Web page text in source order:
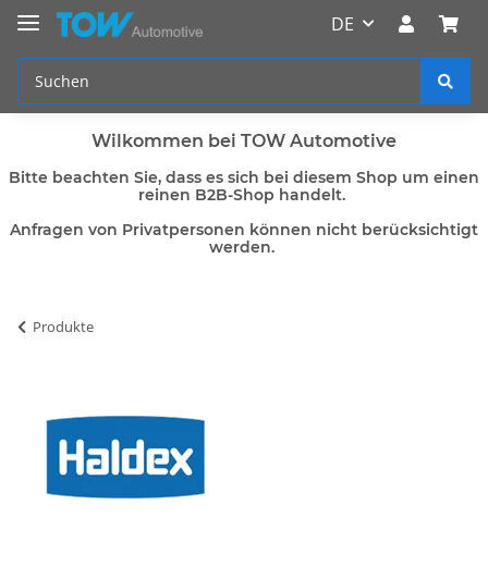
DE
Wilkommen bei TOW Automotive
Bitte beachten Sie, dass es sich bei diesem Shop um einen
reinen B2B-Shop handelt.
Anfragen von Privatpersonen können nicht berücksichtigt
werden.
Produkte